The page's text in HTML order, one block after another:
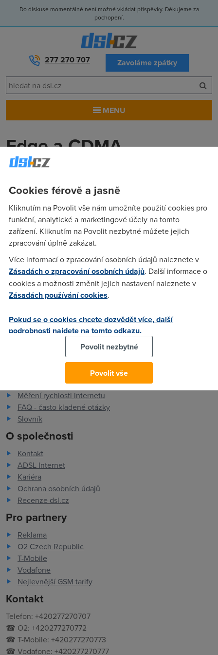
Do diskuse momentálně není možné vkládat příspěvky. Děkujeme za
pochopení.
277 270 707 Zavoláme zpátky
MENU
Edge a CDMA
O co tedy jde??
Anonym(2.8.2004 10:15:58)
A o co jde konkrétně tobě?
martin(2.8.2004 10:25:04)
O nic.
Pro zákazníky
Dostupnost internetu
Měření rychlosti internetu
FAQ - často kladené otázky
Slovník
O společnosti
Kontakt
ADSL Internet
Kariéra
Ochrana osobních údajů
Recenze dsl.cz
Pro partnery
Reklama
O2 Czech Republic
T-Mobile
Vodafone
Nejlevnější GSM tarify
Kontakt
Telefon: +420277270707
☎ O2: +420277270772
☎ T-Mobile: +420277270773
☎ Vodafone: +420277270777
Cookies férově a jasně
Kliknutím na Povolit vše nám umožníte použití cookies pro
funkční, analytické a marketingové účely na tomto
zařízení. Kliknutím na Povolit nezbytné můžete jejich
zpracování úplně zakázat.
Více informací o zpracování osobních údajů naleznete v
Zásadách o zpracování osobních údajů. Další informace o
cookies a možnosti změnit jejich nastavení naleznete v
Zásadách používání cookies.
Pokud se o cookies chcete dozvědět více, další
podrobnosti najdete na tomto odkazu.
Povolit nezbytné
Povolit vše